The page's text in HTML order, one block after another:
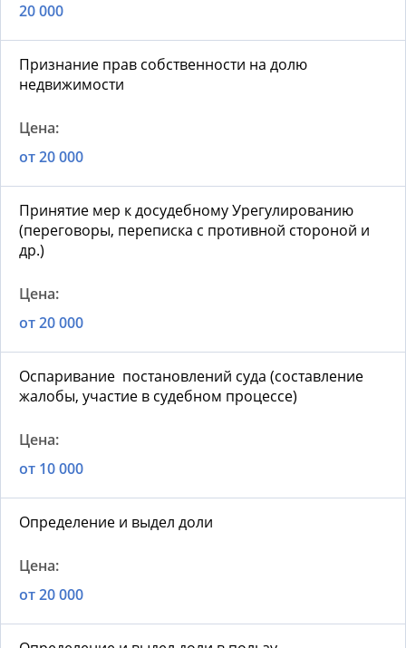
20 000
Признание прав собственности на долю
недвижимости
от 20 000
Принятие мер к досудебному Урегулированию
(переговоры, переписка с противной стороной и
др.)
от 20 000
Оспаривание постановлений суда (составление
жалобы, участие в судебном процессе)
от 10 000
Определение и выдел доли
от 20 000